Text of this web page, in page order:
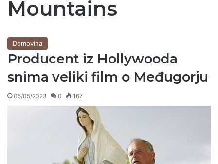
Mountains
Domovina
Producent iz Hollywooda
snima veliki film o Međugorju
05/05/2023 0 167